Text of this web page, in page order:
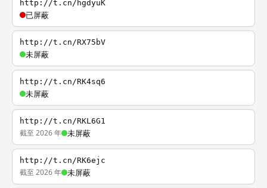
http://t.cn/hgdyuK
已屏蔽
http://t.cn/RX75bV
未屏蔽
http://t.cn/RK4sq6
未屏蔽
http://t.cn/RKL6G1
截至 2026 年 未屏蔽
http://t.cn/RK6ejc
截至 2026 年 未屏蔽